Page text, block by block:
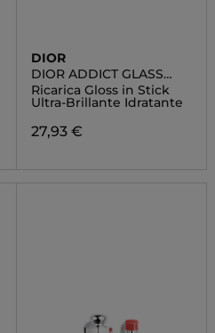
DIOR
DIOR ADDICT GLASS
LIPSTICK
Ricarica Gloss in Stick
Ultra-Brillante Idratante
27,93 €